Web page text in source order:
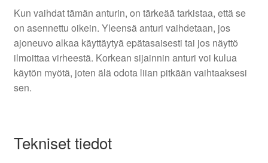
Kun vaihdat tämän anturin, on tärkeää tarkistaa, että se
on asennettu oikein. Yleensä anturi vaihdetaan, jos
ajoneuvo alkaa käyttäytyä epätasaisesti tai jos näyttö
ilmoittaa virheestä. Korkean sijainnin anturi voi kulua
käytön myötä, joten älä odota liian pitkään vaihtaaksesi
sen.
Tekniset tiedot